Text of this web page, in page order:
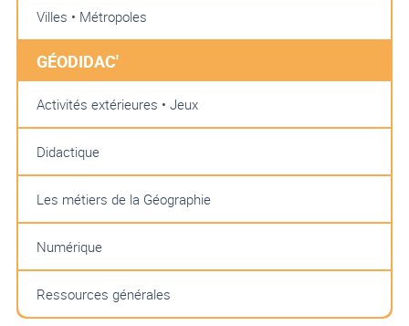
Villes • Métropoles
GÉODIDAC'
Activités extérieures • Jeux
Didactique
Les métiers de la Géographie
Numérique
Ressources générales